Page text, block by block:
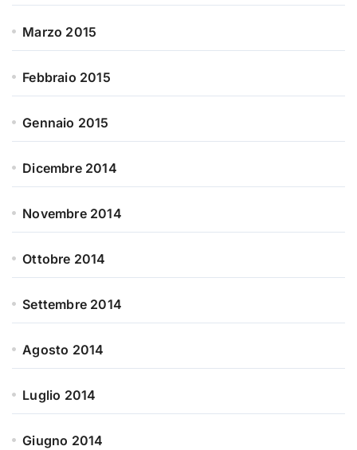
Marzo 2015
Febbraio 2015
Gennaio 2015
Dicembre 2014
Novembre 2014
Ottobre 2014
Settembre 2014
Agosto 2014
Luglio 2014
Giugno 2014